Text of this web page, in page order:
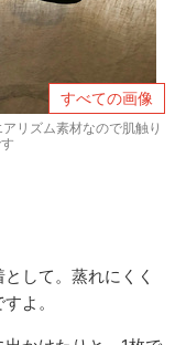
すべての画像
リズム素材なので肌触り
して。蒸れにくく
よ。